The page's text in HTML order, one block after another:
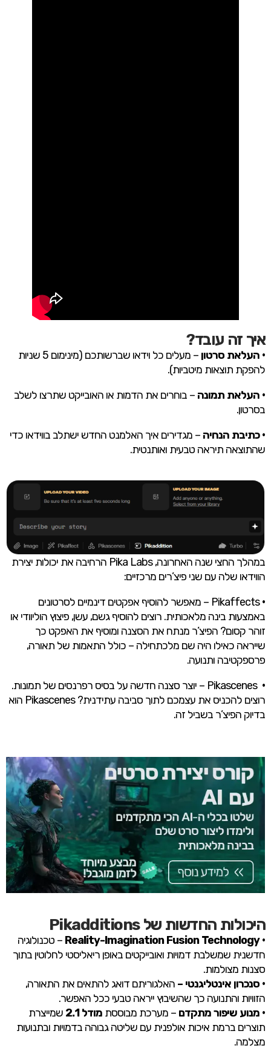
איך זה עובד?
• העלאת סרטון
– מעלים כל וידאו שברשותכם (מינימום 5 שניות
להפקת תוצאות מיטביות).
• העלאת תמונה – בוחרים את הדמות או האובייקט שתרצו לשלב
בסרטון.
• כתיבת הנחיה – מגדירים איך האלמנט החדש ישתלב בווידאו כדי
שהתוצאה תיראה טבעית ואותנטית.
במהלך החצי שנה האחרונה, Pika Labs הרחיבה את יכולות יצירת
הווידאו שלה עם שני פיצ’רים מרכזיים:
•
Pikaffects – מאפשר להוסיף אפקטים דינמיים לסרטונים
באמצעות בינה מלאכותית. רוצים להוסיף גשם, עשן, פיצוץ הוליוודי או
זוהר קסום? הפיצ’ר מנתח את הסצנה ומוסיף את האפקט כך
שייראה כאילו היה שם מלכתחילה – כולל התאמות של תאורה,
פרספקטיבה ותנועה.
•
Pikascenes – יוצר סצנה חדשה על בסיס רפרנסים של תמונות.
רוצים להכניס את עצמכם לתוך סביבה עתידנית? Pikascenes הוא
בדיוק הפיצ’ר בשביל זה.
היכולות החדשות של Pikadditions
• Reality-Imagination Fusion Technology
– טכנולוגיה
חדשנית שמשלבת דמויות ואובייקטים באופן ריאליסטי לחלוטין בתוך
סצנות מצולמות.
• סנכרון אינטליגנטי – האלגוריתם דואג להתאים את התאורה,
הזוויות והתנועה כך שהשיבוץ ייראה טבעי ככל האפשר.
• מנוע שיפור מתקדם – מערכת מבוססת מודל 2.1
שמייצרת
תוצרים ברמת איכות אולפנית עם שליטה גבוהה בדמויות ובתנועות
מצלמה.